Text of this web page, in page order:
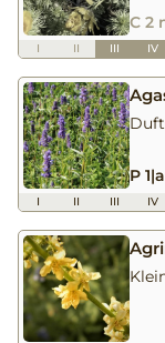
C 2
I II III IV
P 1|
I II III IV